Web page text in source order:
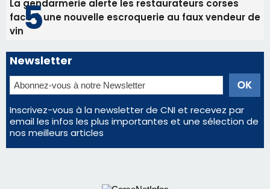
Régie publicitaire
Nous contacter
© 2026 corsenetinfos